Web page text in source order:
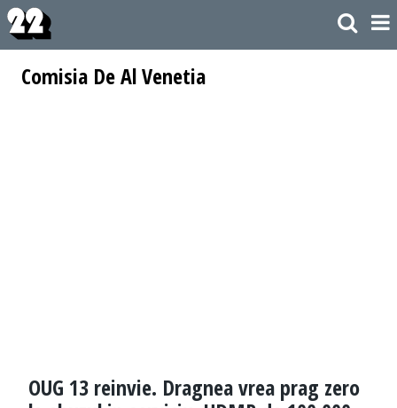
Comisia De Al Venetia
OUG 13 reinvie. Dragnea vrea prag zero